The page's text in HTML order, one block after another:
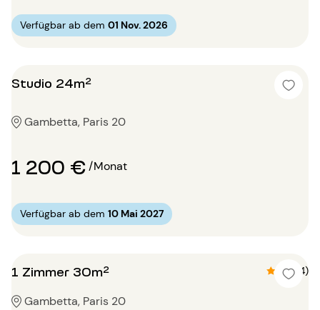
Verfügbar ab dem 01 Nov. 2026
Studio 24m²
Gambetta, Paris 20
1 200 €/Monat
Verfügbar ab dem 10 Mai 2027
1 Zimmer 30m² 4.8 (4)
Gambetta, Paris 20